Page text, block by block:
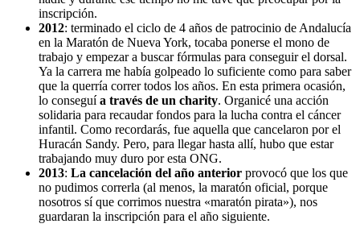
inscripción.
2012: terminado el ciclo de 4 años de patrocinio de Andalucía
en la Maratón de Nueva York, tocaba ponerse el mono de
trabajo y empezar a buscar fórmulas para conseguir el dorsal.
Ya la carrera me había golpeado lo suficiente como para saber
que la querría correr todos los años. En esta primera ocasión,
lo conseguía través de un charity. Organicé una acción
solidaria para recaudar fondos para la lucha contra el cáncer
infantil. Como recordarás, fue aquella que cancelaron por el
Huracán Sandy. Pero, para llegar hasta allí, hubo que estar
trabajando muy duro por esta ONG.
2013: La cancelación del año anterior provocó que los que
no pudimos correrla (al menos, la maratón oficial, porque
nosotros sí que corrimos nuestra «maratón pirata»), nos
guardaran la inscripción para el año siguiente.